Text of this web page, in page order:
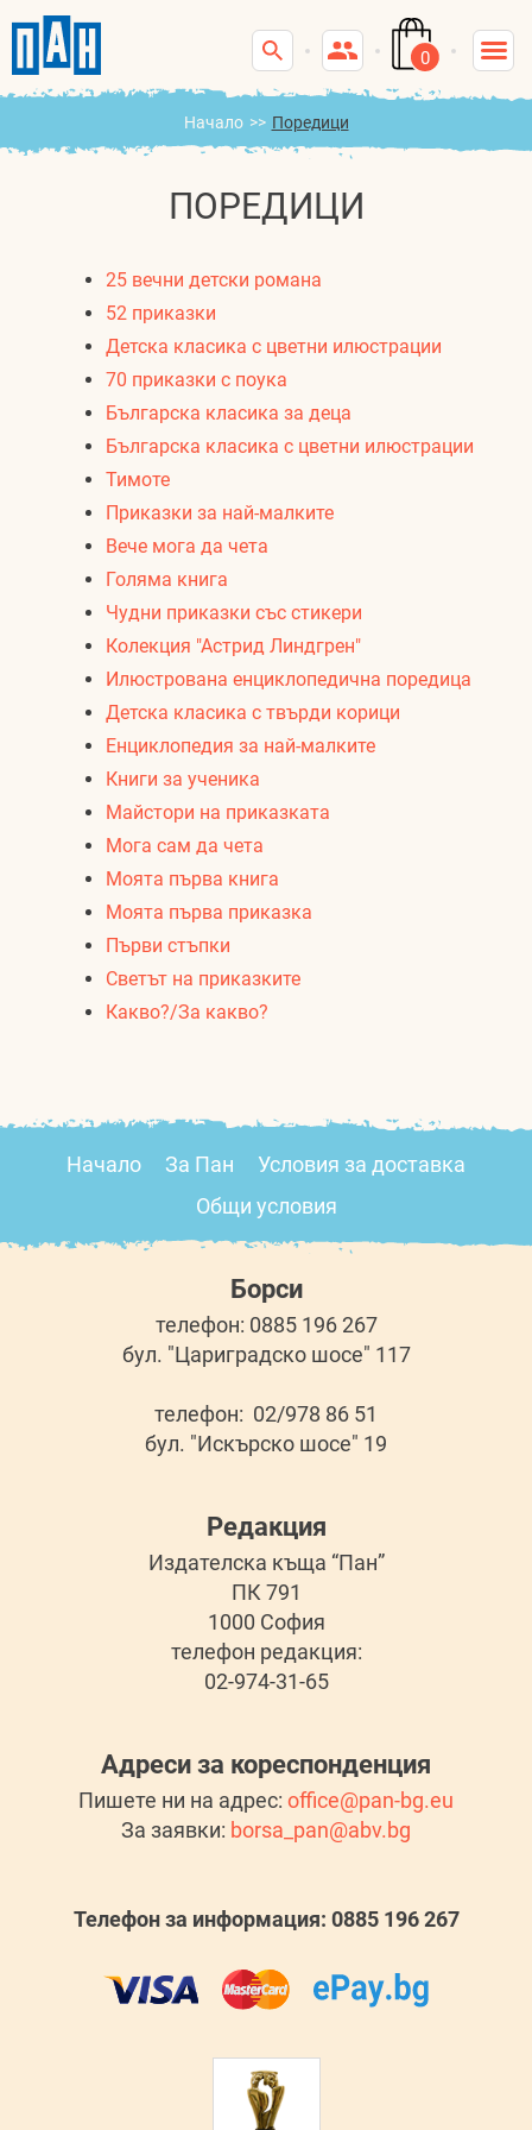
0
Начало >> Поредици
ПОРЕДИЦИ
25 вечни детски романа
52 приказки
Детска класика с цветни илюстрации
70 приказки с поука
Българска класика за деца
Българска класика с цветни илюстрации
Тимоте
Приказки за най-малките
Вече мога да чета
Голяма книга
Чудни приказки със стикери
Колекция "Астрид Линдгрен"
Илюстрована енциклопедична поредица
Детска класика с твърди корици
Енциклопедия за най-малките
Книги за ученика
Майстори на приказката
Мога сам да чета
Моята първа книга
Моята първа приказка
Първи стъпки
Светът на приказките
Какво?/За какво?
Начало За Пан
Условия за доставка
Общи условия
Борси
телефон: 0885 196 267
бул. "Цариградско шосе" 117
телефон: 02/978 86 51
бул. "Искърско шосе" 19
Редакция
Издателска къща “Пан”
ПК 791
1000 София
телефон редакция:
02-974-31-65
Адреси за кореспонденция
Пишете ни на адрес: office@pan-bg.eu
За заявки: borsa_pan@abv.bg
Телефон за информация: 0885 196 267